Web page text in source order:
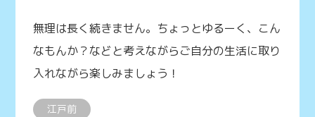
無理は長く続きません。ちょっとゆるーく、こん
なもんか？などと考えながらご自分の生活に取り
入れながら楽しみましょう！
江戸前